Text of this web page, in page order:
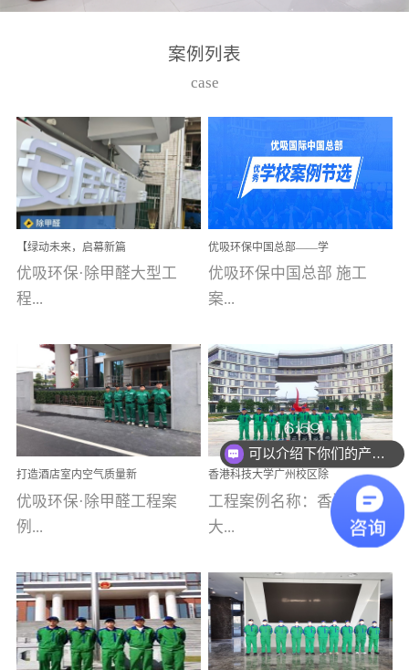
高技能的团队。汇聚了众
取得了多项产品技术专利
和多项国家版权局著作
权，获得高新技术企业称
号。生产优势自主生产自
给自足，优吸公司于2015
在广州番禺区成功建立产
品线生产基地，工厂拥有
自动化生产设备和成熟的
选择源头源材料、严控产
品质量，我们每一批的生
产产品都经过严格的质检
程序；生产车间为优吸总
部和全国分支机构生产光
触媒、净醛王、祛味剂等
优吸系列产品，保质保量
完成生产任务，确保全国
求。资质优势团队优势分
支优势优吸环保是一棵正
茁壮成长的树，只要我们
人人都爱护她、珍惜她、
案例列表
case
【绿动未来，启幕新篇
章】优吸环保中标深圳安
居乐寓，超大型工装室内
空气治理项目顺利启航，
优吸环保·除甲醛大型工
程...
案例【深圳安居乐寓】室
内空气治理项目深圳安居
乐寓 深圳市安居乐寓
为深圳安居集团旗下城...
优吸环保中国总部——学
校施工案例(节选)
优吸环保中国总部 施工
案...
例(学校工装节选)广州南沙
小学(珠江湾校区)项目地
址：广州市南沙区海滨路
南沙珠江湾江门市蓬江区
禾...
打造酒店室内空气质量新
标杆——优吸环保·标杆之
作：东莞美豪雅致酒店室
内空气治理工程纪实
优吸环保·除甲醛工程案
例...
【东莞美豪雅致酒店】室
内空气治理项目东莞美豪
雅致酒店 东莞美豪雅
香港科技大学广州校区除
甲醛项目圆满完成
工程案例名称：香港科技
大...
学广州校区室内空气治
理 工程案例地址：广
州南沙区·香港科技大学(广
可以介绍下你们的产品么